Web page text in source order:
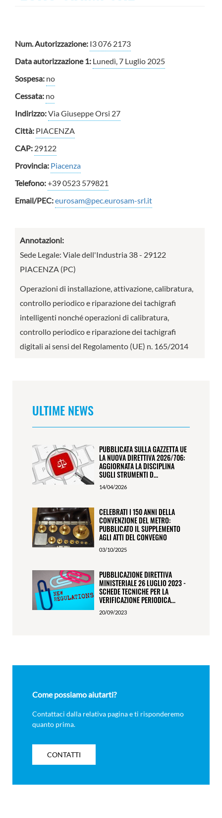
Num. Autorizzazione: I3 076 2173
Data autorizzazione 1: Lunedì, 7 Luglio 2025
Sospesa: no
Cessata: no
Indirizzo:Via Giuseppe Orsi 27
Città: PIACENZA
CAP: 29122
Provincia: Piacenza
Telefono:+39 0523 579821
Email/PEC:eurosam@pec.eurosam-srl.it
Annotazioni:
Sede Legale: Viale dell'Industria 38 - 29122
PIACENZA (PC)
Operazioni di installazione, attivazione, calibratura,
controllo periodico e riparazione dei tachigrafi
intelligenti nonché operazioni di calibratura,
controllo periodico e riparazione dei tachigrafi
digitali ai sensi del Regolamento (UE) n. 165/2014
ULTIME NEWS
PUBBLICATA SULLA GAZZETTA UE
LA NUOVA DIRETTIVA 2026/706:
AGGIORNATA LA DISCIPLINA
SUGLI STRUMENTI D...
14/04/2026
CELEBRATI I 150 ANNI DELLA
CONVENZIONE DEL METRO:
PUBBLICATO IL SUPPLEMENTO
AGLI ATTI DEL CONVEGNO
03/10/2025
PUBBLICAZIONE DIRETTIVA
MINISTERIALE 26 LUGLIO 2023 -
SCHEDE TECNICHE PER LA
VERIFICAZIONE PERIODICA...
20/09/2023
Come possiamo aiutarti?
Contattaci dalla relativa pagina e ti risponderemo
quanto prima.
CONTATTI